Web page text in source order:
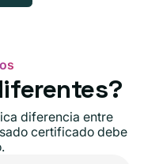
diferencia entre
certificado debe